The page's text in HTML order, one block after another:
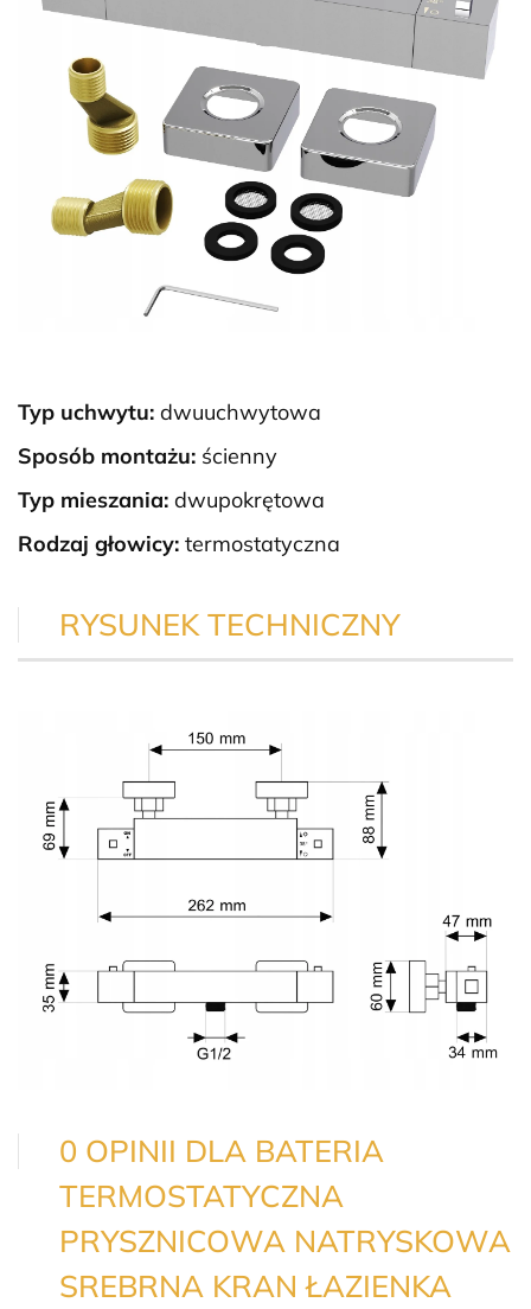
Typ uchwytu: dwuuchwytowa
Sposób montażu: ścienny
Typ mieszania: dwupokrętowa
Rodzaj głowicy: termostatyczna
RYSUNEK TECHNICZNY
0 OPINII DLA BATERIA
TERMOSTATYCZNA
PRYSZNICOWA NATRYSKOWA
SREBRNA KRAN ŁAZIENKA